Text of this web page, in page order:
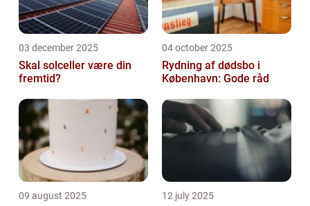
03 december 2025
Skal solceller være din
fremtid?
04 october 2025
Rydning af dødsbo i
København: Gode råd
09 august 2025 12 july 2025